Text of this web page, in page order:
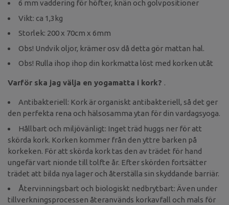
6 mm vaddering för höfter, knän och golvpositioner
Vikt: ca 1,3kg
Storlek: 200 x 70cm x 6mm
Obs! Undvik oljor, krämer osv då detta gör mattan hal.
Obs! Rulla ihop ihop din korkmatta löst med korken utåt
Varför ska jag välja en yogamatta i kork? .
Antibakteriell: Kork är organiskt antibakteriell, så det ger
den perfekta rena och hälsosamma ytan för din vardagsyoga.
Hållbart och miljövänligt: Inget träd huggs ner för att
skörda kork. Korken kommer från den yttre barken på
korkeken. För att skörda kork tas den av trädet för hand
ungefär vart nionde till tolfte år. Efter skörden fortsätter
trädet att bilda nya lager och återställa sin skyddande barriär.
Återvinningsbart och biologiskt nedbrytbart: Även under
tillverkningsprocessen återanvänds korkavfall och mals för